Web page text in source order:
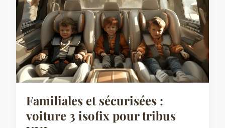
Familiales et sécurisées :
voiture 3 isofix pour tribus